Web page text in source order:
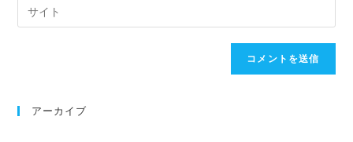
アーカイブ